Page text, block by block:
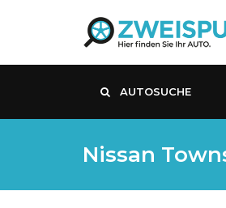
AUTOSUCHE
Nissan